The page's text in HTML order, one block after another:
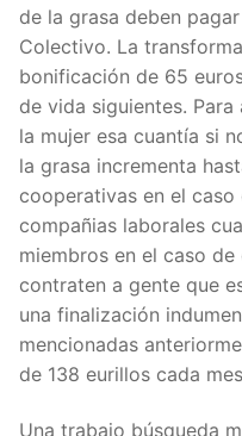
de la grasa deben
Colectivo. La
bonificación de 65
de vida siguientes.
la mujer esa cuantía si
la grasa incrementa
cooperativas en el
compañias laborales
miembros en el caso
contraten a gente que
una finalización
mencionadas
de 138 eurillos cada
Una trabajo búsqueda